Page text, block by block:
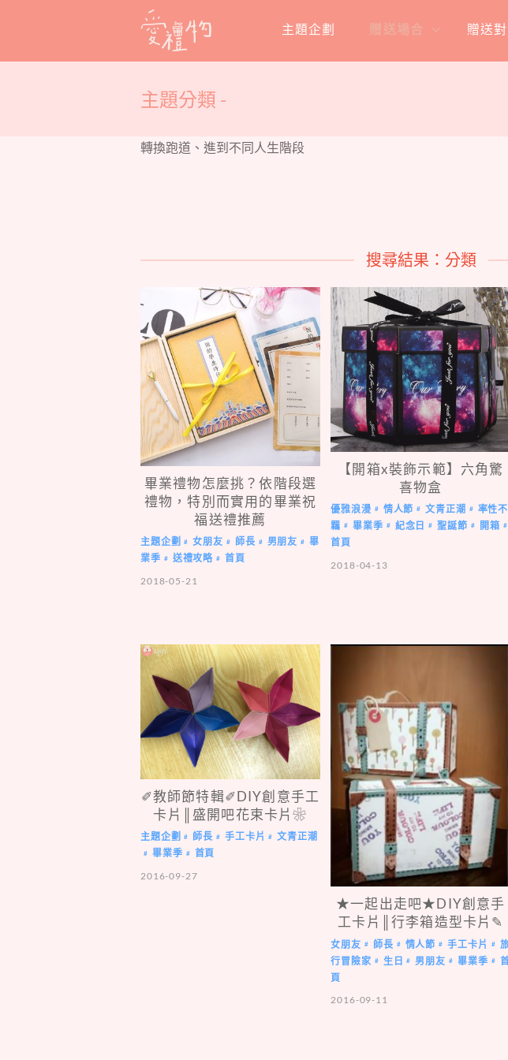
content
主題企劃 贈送場合 贈送
主題分類 -
轉換跑道、進到不同人生階段
搜尋結果：分類
畢業禮物怎麼挑？依階段選
禮物，特別而實用的畢業祝
福送禮推薦
主題企劃 # 女朋友 # 師長 # 男朋友 #
畢
業季 # 送禮攻略 #
首頁
2018-05-21
【開箱x裝飾示範】六角驚
喜物盒
優雅浪漫 # 情人節 # 文青正潮 #
率性不
羈 # 畢業季 # 紀念日 # 聖誕節 # 開箱 #
首頁
2018-04-13
✐教師節特輯✐DIY創意手工
卡片║盛開吧花束卡片❀
主題企劃 # 師長 # 手工卡片 # 文青正潮
# 畢業季 #
首頁
2016-09-27
★一起出走吧★DIY創意手
工卡片║行李箱造型卡片✎
女朋友 # 師長 # 情人節 # 手工卡片 #
行冒險家 # 生日 # 男朋友 # 畢業季 #
頁
2016-09-11